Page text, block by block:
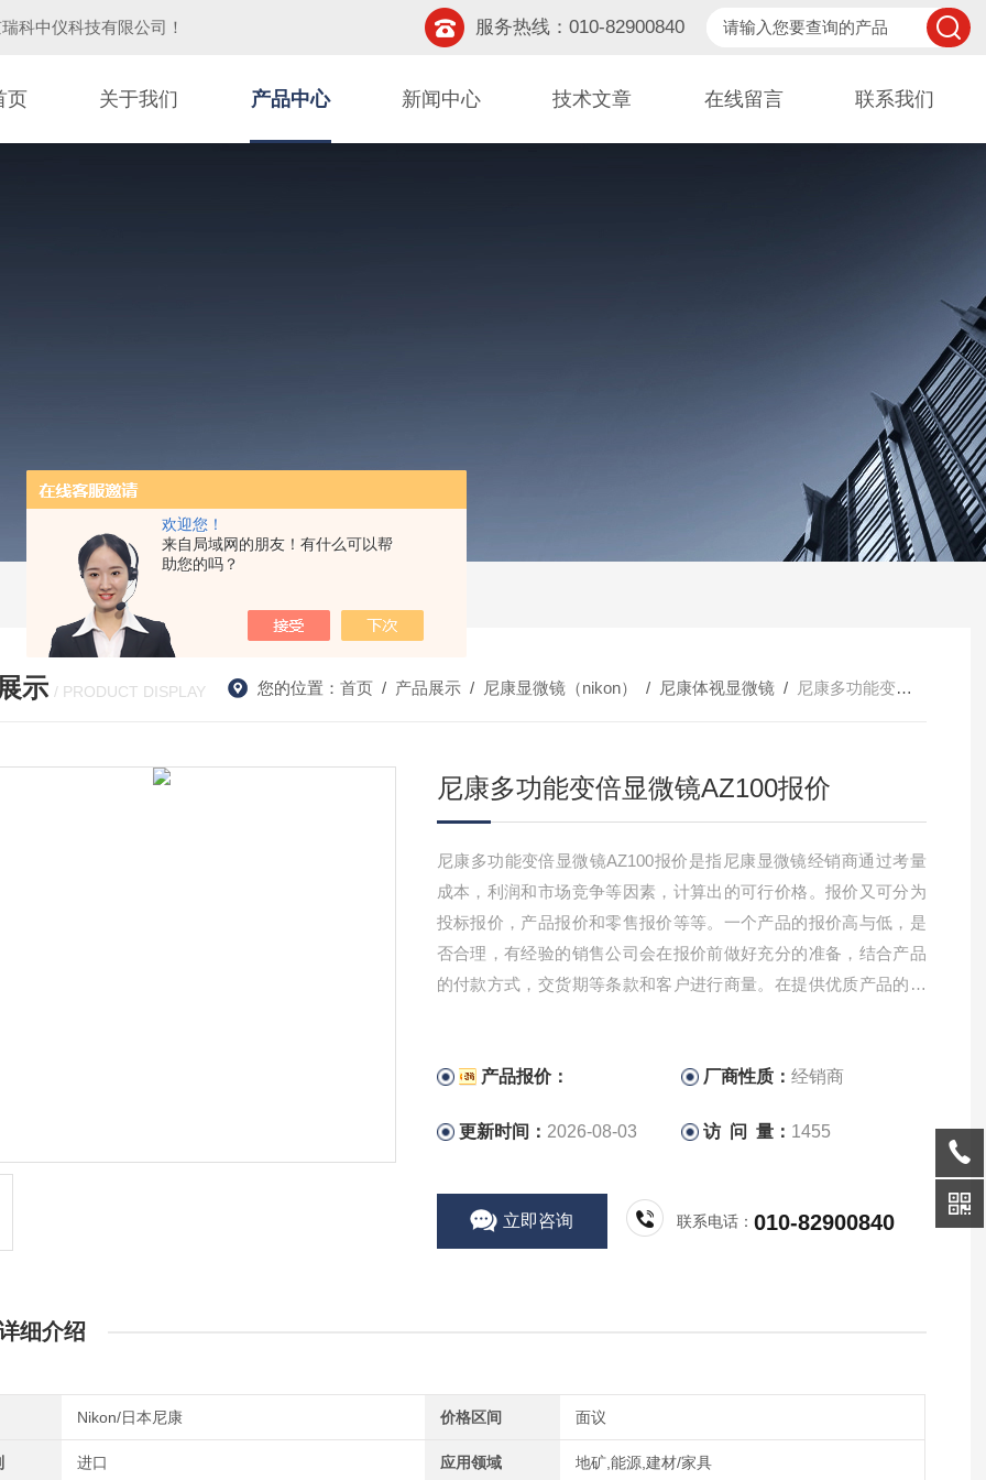
欢迎您！
来自局域网的朋友！有什么可以帮
助您的吗？
科中仪科技有限公司 ！ 服务热线：010-82900840
页 关于我们 产品中心 新闻中心 技术文章 在线留言 联系我们
示 / PRODUCT DISPLAY 您的位置： 首页/ 产品展示/ 尼康显微镜（nikon） / 尼康体视显微镜/ 尼康多功能变倍显微镜AZ100报价
尼康多功能变倍显微镜AZ100报价
尼康多功能变倍显微镜AZ100报价是指尼康显微镜经销商通过考量
成本，利润和市场竞争等因素，计算出的可行价格。报价又可分为
投标报价，产品报价和零售报价等等。一个产品的报价高与低，是
否合理，有经验的销售公司会在报价前做好充分的准备，结合产品
的付款方式，交货期等条款和客户进行商量。在提供优质产品的同
产品报价： 厂商性质：经销商
更新时间： 2026-08-03 访 问 量： 1455
立即咨询 联系电话：010-82900840
细介绍
Nikon/日本尼康 价格区间 面议
进口 应用领域 地矿,能源,建材/家具